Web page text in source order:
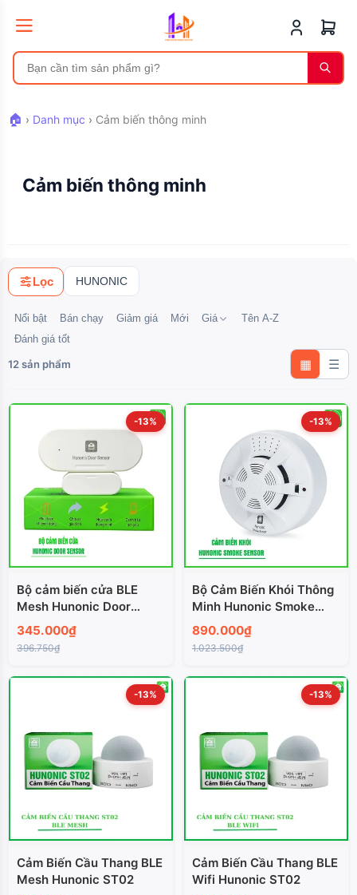
🏠 › Danh mục › Cảm biến thông minh
Cảm biến thông minh
Lọc HUNONIC
Nổi bật Bán chạy Giảm giá Mới Giá
Tên A-Z
Đánh giá tốt
12 sản phẩm ▦ ☰
-13%
Bộ cảm biến cửa BLE
Mesh Hunonic Door
Sensor
345.000₫
396.750₫
-13%
Bộ Cảm Biến Khói Thông
Minh Hunonic Smoke
Sensor
890.000₫
1.023.500₫
-13%
Cảm Biến Cầu Thang BLE
Mesh Hunonic ST02
-13%
Cảm Biến Cầu Thang BLE
Wifi Hunonic ST02